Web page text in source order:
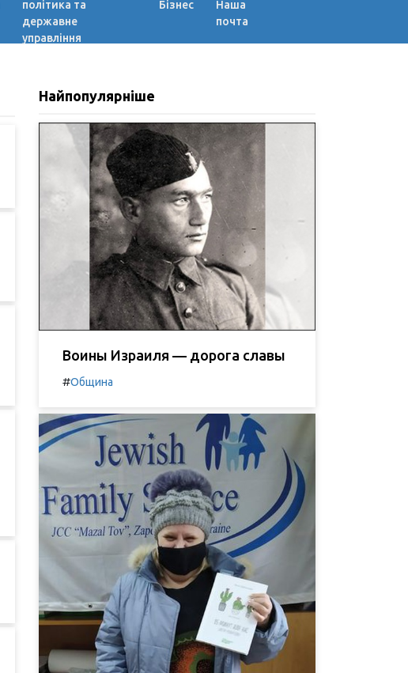
політика та
державне
управління
Бізнес
Наша
почта
Найпопулярніше
Воины Израиля — дорога славы
#Община